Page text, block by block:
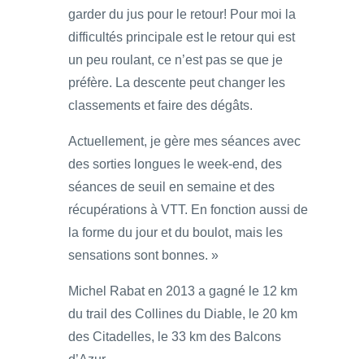
garder du jus pour le retour! Pour moi la
difficultés principale est le retour qui est
un peu roulant, ce n’est pas se que je
préfère. La descente peut changer les
classements et faire des dégâts.
Actuellement, je gère mes séances avec
des sorties longues le week-end, des
séances de seuil en semaine et des
récupérations à VTT. En fonction aussi de
la forme du jour et du boulot, mais les
sensations sont bonnes. »
Michel Rabat en 2013 a gagné le 12 km
du trail des Collines du Diable, le 20 km
des Citadelles, le 33 km des Balcons